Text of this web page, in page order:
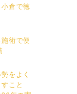
倉で徳
術で便
をよく
こと